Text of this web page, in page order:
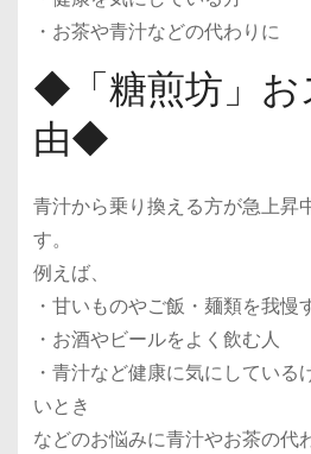
・お茶や青汁などの代わりに
◆「糖煎坊」お
由◆
青汁から乗り換える方が急上昇
す。
例えば、
・甘いものやご飯・麺類を我慢
・お酒やビールをよく飲む人
・青汁など健康に気にしている
いとき
などのお悩みに青汁やお茶の代